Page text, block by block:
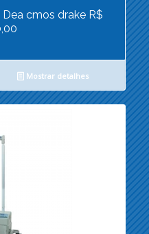
cmos drake R$
Mostrar detalhes